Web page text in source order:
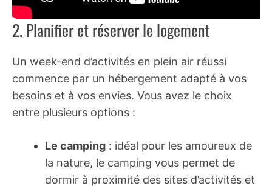
2. Planifier et réserver le logement
Un week-end d’activités en plein air réussi
commence par un hébergement adapté à vos
besoins et à vos envies. Vous avez le choix
entre plusieurs options :
Le camping : idéal pour les amoureux de
la nature, le camping vous permet de
dormir à proximité des sites d’activités et